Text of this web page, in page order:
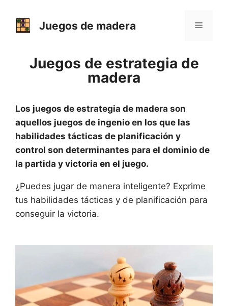
contenido
Juegos de madera Menú
Juegos de estrategia de
madera
Los juegos de estrategia de madera son
aquellos juegos de ingenio en los que las
habilidades tácticas de planificación y
control son determinantes para el dominio de
la partida y victoria en el juego.
¿Puedes jugar de manera inteligente? Exprime
tus habilidades tácticas y de planificación para
conseguir la victoria.